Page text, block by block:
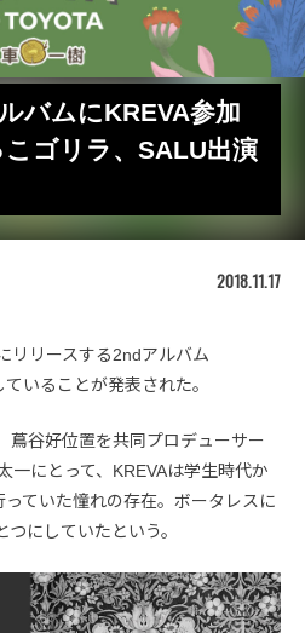
バムにKREVA参加
ゴリラ、SALU出演
2018.11.17
リリースする2ndアルバム
ていることが発表された。
蔦谷好位置を共同プロデューサー
一にとって、KREVAは学生時代か
ていた憧れの存在。ボータレスに
にしていたという。